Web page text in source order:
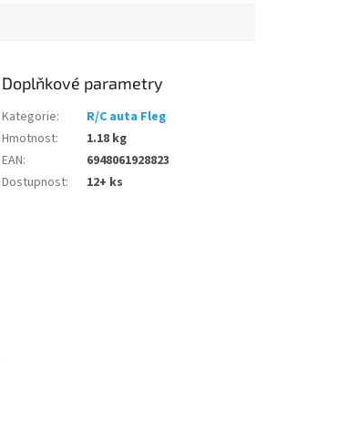
Doplňkové parametry
Kategorie:
R/C auta Fleg
Hmotnost:
1.18 kg
EAN:
6948061928823
Dostupnost: 12+ ks